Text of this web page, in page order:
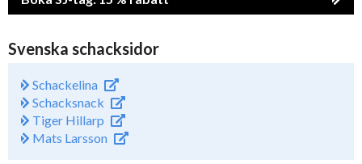
Svenska schacksidor
Schackelina
Schacksnack
Tiger Hillarp
Mats Larsson